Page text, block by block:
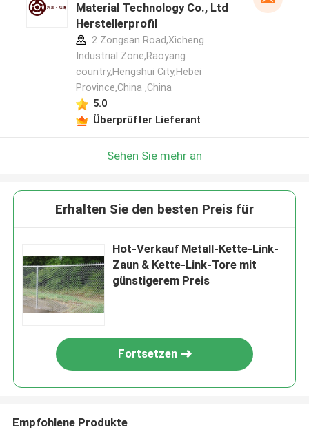
Material Technology Co., Ltd
Herstellerprofil
2 Zongsan Road,Xicheng
Industrial Zone,Raoyang
country,Hengshui City,Hebei
Province,China ,China
5.0
Überprüfter Lieferant
Sehen Sie mehr an
Erhalten Sie den besten Preis für
Hot-Verkauf Metall-Kette-Link-
Zaun & Kette-Link-Tore mit
günstigerem Preis
Fortsetzen
Empfohlene Produkte